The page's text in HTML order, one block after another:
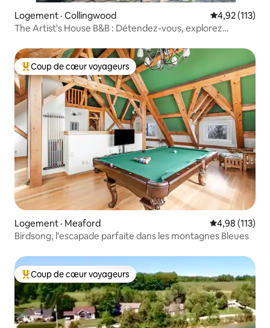
Logement · Collingwood Note
4,92 (113)
The Artist's House B&B : Détendez-vous, explorez
Coup de cœur voyageurs parmi les plus aimés
Coup de cœur voyageurs
Logement · Meaford Note
4,98 (113)
Birdsong, l'escapade parfaite dans les montagnes Bleues
Coup de cœur voyageurs parmi les plus aimés
Coup de cœur voyageurs